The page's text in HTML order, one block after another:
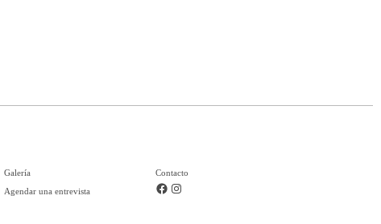
Galería
Agendar una entrevista
Contacto